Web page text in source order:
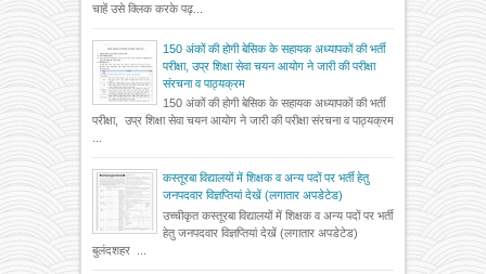
चाहें उसे क्लिक करके पढ़...
150 अंकों की होगी बेसिक के सहायक अध्यापकों की भर्ती
परीक्षा, उप्र शिक्षा सेवा चयन आयोग ने जारी की परीक्षा
संरचना व पाठ्यक्रम
150 अंकों की होगी बेसिक के सहायक अध्यापकों की भर्ती
परीक्षा, उप्र शिक्षा सेवा चयन आयोग ने जारी की परीक्षा संरचना व पाठ्यक्रम
कस्तूरबा विद्यालयों में शिक्षक व अन्य पदों पर भर्ती हेतु
जनपदवार विज्ञप्तियां देखें (लगातार अपडेटेड)
उच्चीकृत कस्तूरबा विद्यालयों में शिक्षक व अन्य पदों पर भर्ती
हेतु जनपदवार विज्ञप्तियां देखें (लगातार अपडेटेड)
बुलंदशहर ...